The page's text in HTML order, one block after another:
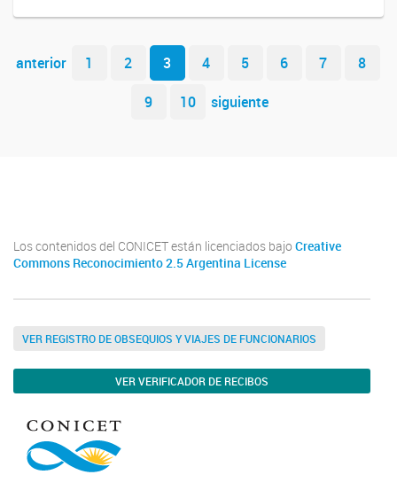
Navegador de artículos
anterior 1 2 3 4 5 6 7
8
9
10 siguiente
Los contenidos del CONICET están licenciados bajo Creative
Commons Reconocimiento 2.5 Argentina License
VER REGISTRO DE OBSEQUIOS Y VIAJES DE FUNCIONARIOS
VER VERIFICADOR DE RECIBOS